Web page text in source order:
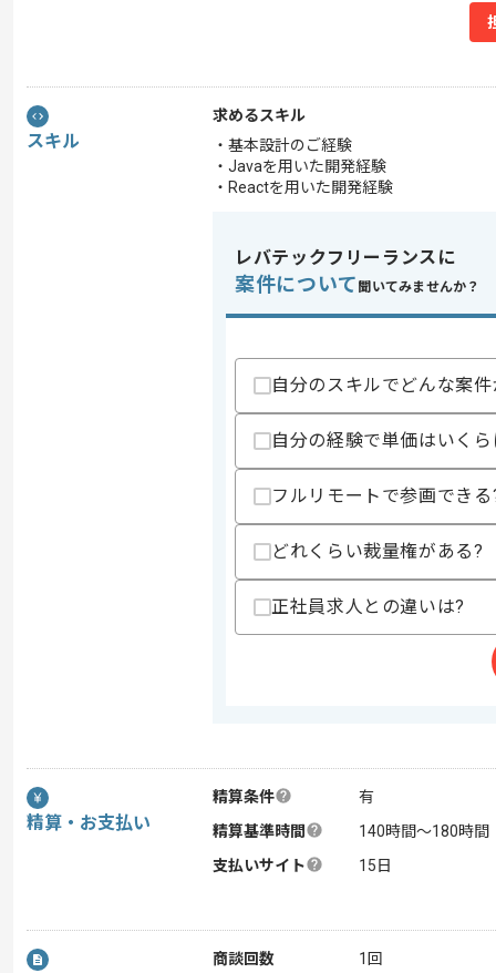
スキル
求めるスキル
・基本設計のご経験
・Javaを用いた開発経験
・Reactを用いた開発経験
レバテックフリーランスに
案件について 聞いてみませんか？
自分のスキルでどんな案
自分の経験で単価はいく
フルリモートで参画できる
どれくらい裁量権がある?
正社員求人との違いは?
精算・お支払い
精算条件
有
精算基準時間
140時間〜180時間
支払いサイト
15日
商談回数
1回